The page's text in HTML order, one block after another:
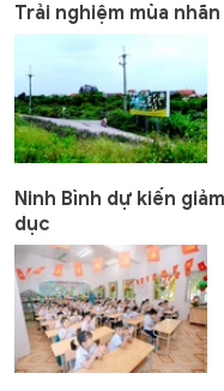
Trải nghiệm mùa
Ninh Bình dự kiến
dục